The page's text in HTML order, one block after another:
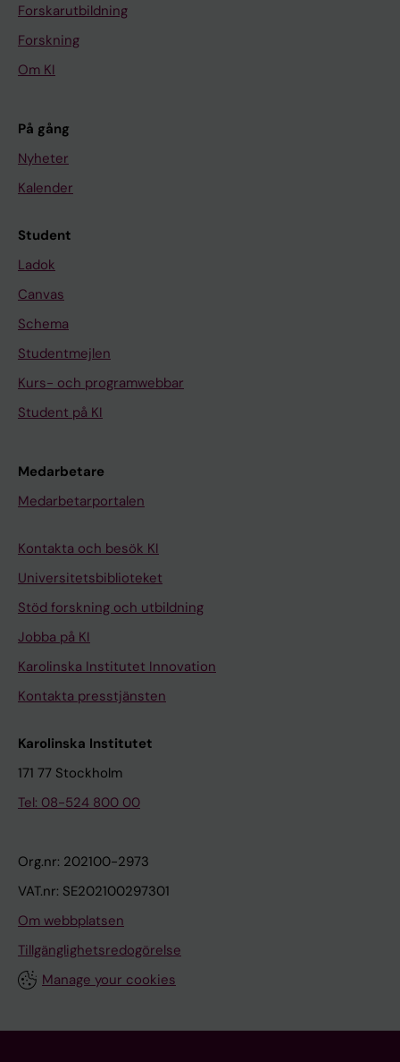
Forskarutbildning
Forskning
Om KI
På gång
Nyheter
Kalender
Student
Ladok
Canvas
Schema
Studentmejlen
Kurs- och programwebbar
Student på KI
Medarbetare
Medarbetarportalen
Kontakta och besök KI
Universitetsbiblioteket
Stöd forskning och utbildning
Jobba på KI
Karolinska Institutet Innovation
Kontakta presstjänsten
Karolinska Institutet
171 77 Stockholm
Tel: 08-524 800 00
Org.nr: 202100-2973
VAT.nr: SE202100297301
Om webbplatsen
Tillgänglighetsredogörelse
Manage your cookies